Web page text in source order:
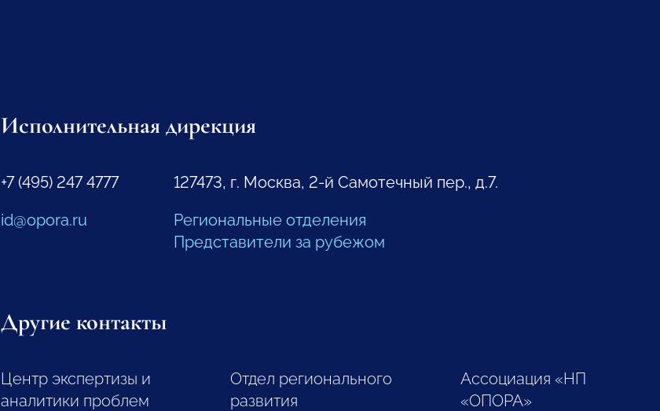
Исполнительная дирекция
+7 (495) 247 4777
id@opora.ru
127473, г. Москва, 2-й Самотечный пер., д.7.
Региональные отделения
Представители за рубежом
Другие контакты
Центр экспертизы и
аналитики проблем
Отдел регионального
развития
Ассоциация «НП
«ОПОРА»